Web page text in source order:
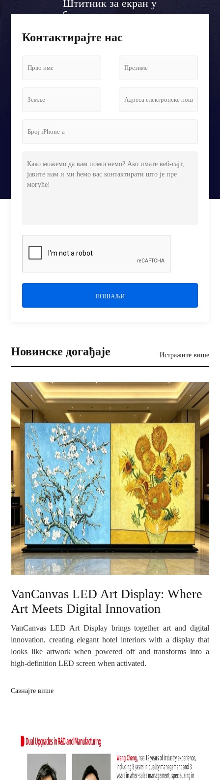
Штитник за екран у
облику колона тетриса
Контактирајте нас
ПОШАЉИ
Новинске догађаје Истражите више
VanCanvas LED Art Display: Where
Art Meets Digital Innovation
VanCanvas LED Art Display brings together art and digital
innovation, creating elegant hotel interiors with a display that
looks like artwork when powered off and transforms into a
high-definition LED screen when activated.
Сазнајте више